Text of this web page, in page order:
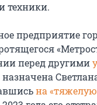
техники.
предприятие
перед другими
на